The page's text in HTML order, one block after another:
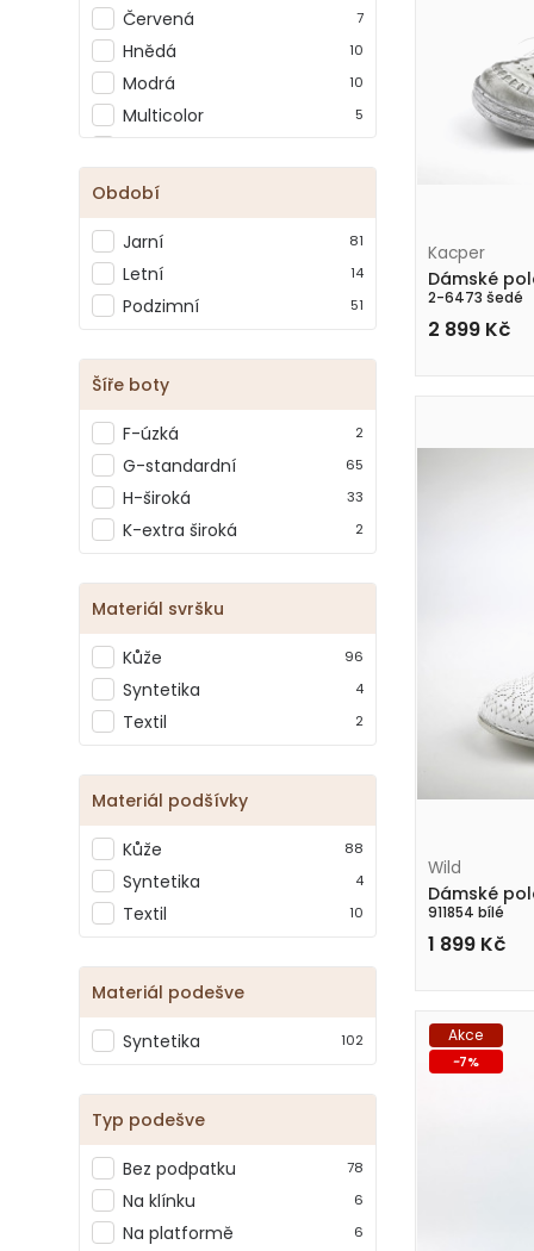
Kacper
Dámské
2-6473 šedé
2 899 Kč
Wild
Dámské
911854 bílé
1 899 Kč
Akce
-7%
Vasky 3
Wild 4
Wonders 1
Červená 7
Hnědá 10
Modrá 10
Multicolor 5
Růžová
Vínová 2
Zelená 1
Žlutá 2
Období
Jarní 81
Letní 14
Podzimní 51
Šíře boty
F-úzká 2
G-standardní 65
H-široká 33
K-extra široká 2
Materiál svršku
Kůže 96
Syntetika 4
Textil 2
Materiál podšívky
Kůže 88
Syntetika 4
Textil 10
Materiál podešve
Syntetika 102
Typ podešve
Bez podpatku 78
Na klínku 6
Na platformě 6